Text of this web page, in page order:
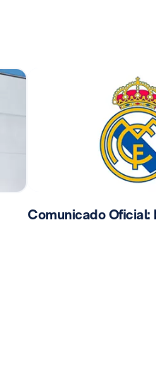
Comunicado Oficial: